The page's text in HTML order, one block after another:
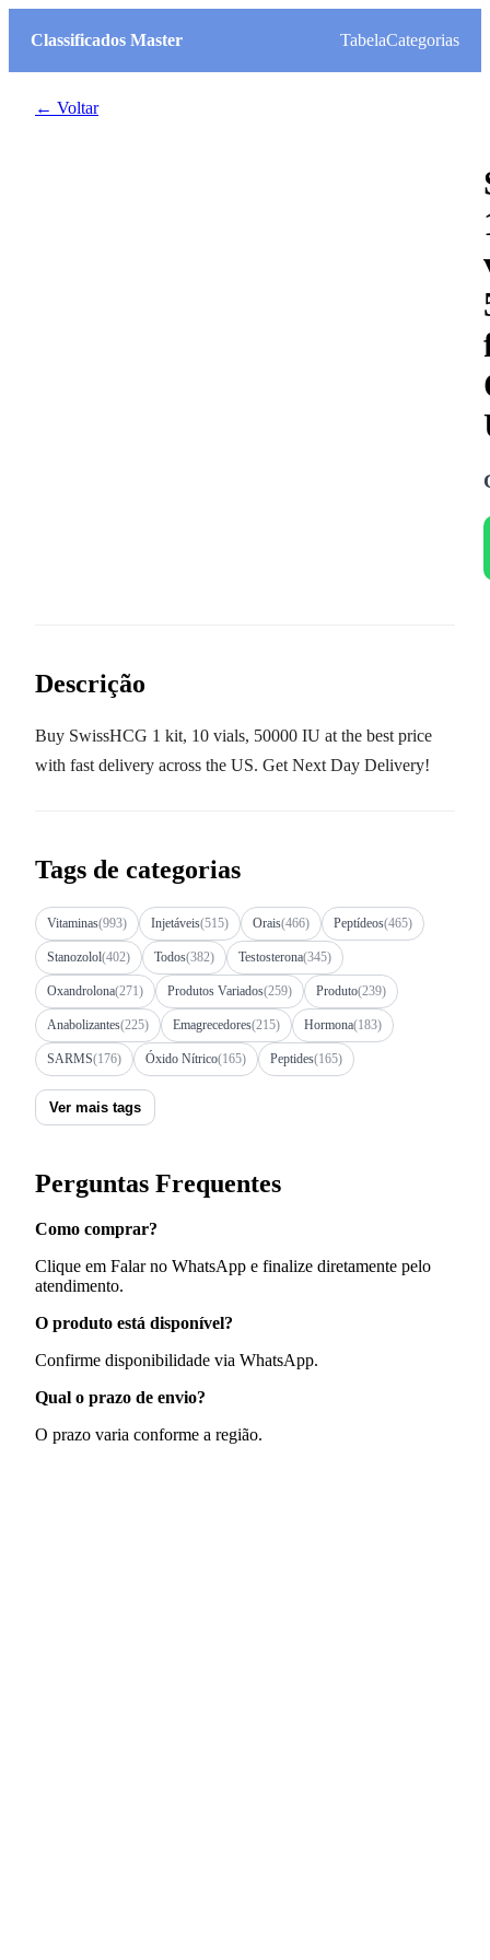
Classificados Master TabelaCategorias
← Voltar
Descrição
Buy SwissHCG 1 kit, 10 vials, 50000 IU at the best price
with fast delivery across the US. Get Next Day Delivery!
Tags de categorias
Vitaminas(993) Injetáveis(515) Orais(466) Peptídeos(465)
Stanozolol(402) Todos(382) Testosterona(345)
Oxandrolona(271) Produtos Variados(259) Produto(239)
Anabolizantes(225) Emagrecedores(215) Hormona(183)
SARMS(176) Óxido Nítrico(165) Peptides(165)
Ver mais tags
Perguntas Frequentes
Como comprar?
Clique em Falar no WhatsApp e finalize diretamente pelo
atendimento.
O produto está disponível?
Confirme disponibilidade via WhatsApp.
Qual o prazo de envio?
O prazo varia conforme a região.